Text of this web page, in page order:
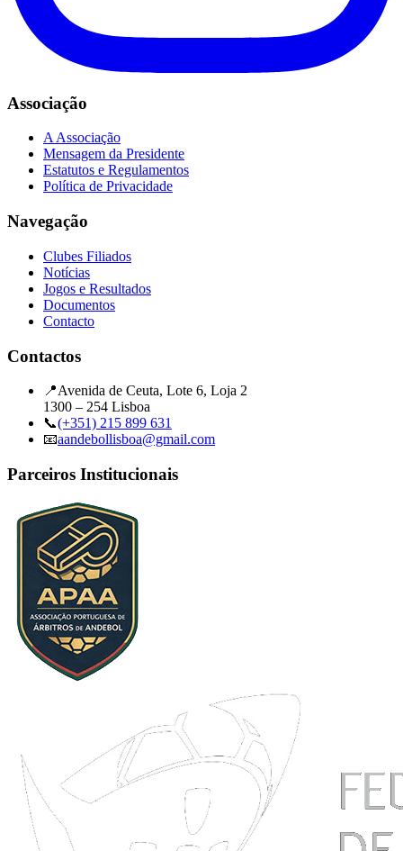
Associação
A Associação
Mensagem da Presidente
Estatutos e Regulamentos
Política de Privacidade
Navegação
Clubes Filiados
Notícias
Jogos e Resultados
Documentos
Contacto
Contactos
📍Avenida de Ceuta, Lote 6, Loja 2
1300 – 254 Lisboa
📞(+351) 215 899 631
📧aandebollisboa@gmail.com
Parceiros Institucionais